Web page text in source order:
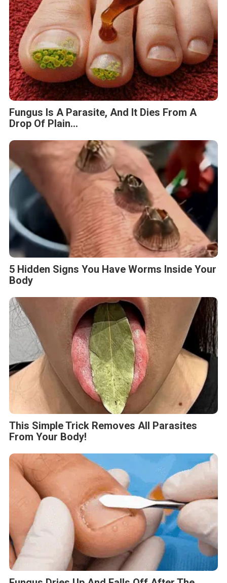
Fungus Is A Parasite, And It Dies From A
Drop Of Plain...
5 Hidden Signs You Have Worms Inside Your
Body
This Simple Trick Removes All Parasites
From Your Body!